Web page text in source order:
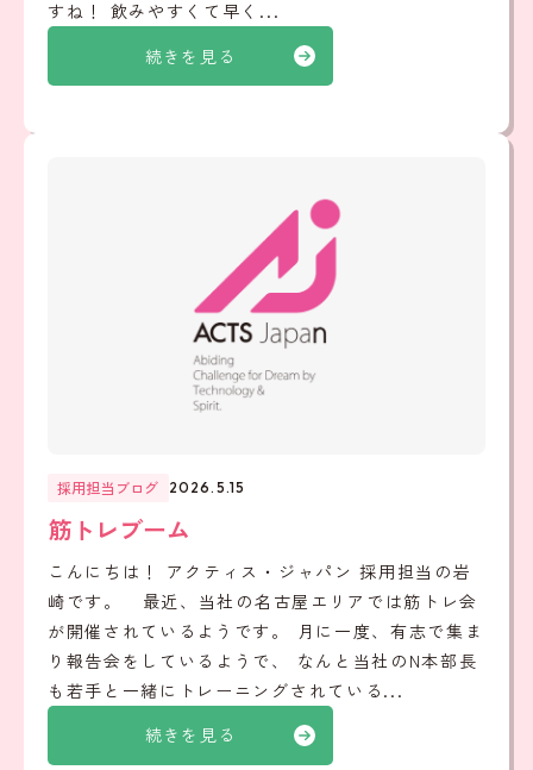
続きを見る
すね！ 飲みやすくて早く...
続きを見る
採用担当ブログ 2026.5.15
筋トレブーム
こんにちは！ アクティス・ジャパン 採用担当の岩
崎です。 最近、当社の名古屋エリアでは筋トレ会
が開催されているようです。 月に一度、有志で集ま
り報告会をしているようで、 なんと当社のN本部長
も若手と一緒にトレーニングされている...